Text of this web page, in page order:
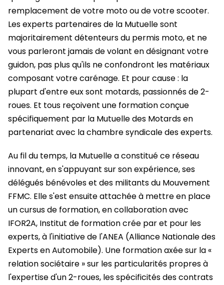
remplacement de votre moto ou de votre scooter.
Les experts partenaires de la Mutuelle sont
majoritairement détenteurs du permis moto, et ne
vous parleront jamais de volant en désignant votre
guidon, pas plus qu'ils ne confondront les matériaux
composant votre carénage. Et pour cause : la
plupart d'entre eux sont motards, passionnés de 2-
roues. Et tous reçoivent une formation conçue
spécifiquement par la Mutuelle des Motards en
partenariat avec la chambre syndicale des experts.
Au fil du temps, la Mutuelle a constitué ce réseau
innovant, en s'appuyant sur son expérience, ses
délégués bénévoles et des militants du Mouvement
FFMC. Elle s'est ensuite attachée à mettre en place
un cursus de formation, en collaboration avec
IFOR2A, Institut de formation crée par et pour les
experts, à l'initiative de l'ANEA (Alliance Nationale des
Experts en Automobile). Une formation axée sur la «
relation sociétaire » sur les particularités propres à
l'expertise d'un 2-roues, les spécificités des contrats